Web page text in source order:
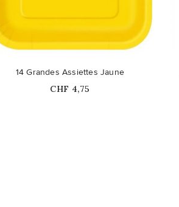
Ce produit n'est plus disponible en
stock
14 Grandes Assiettes Jaune
Prix
CHF 4,75